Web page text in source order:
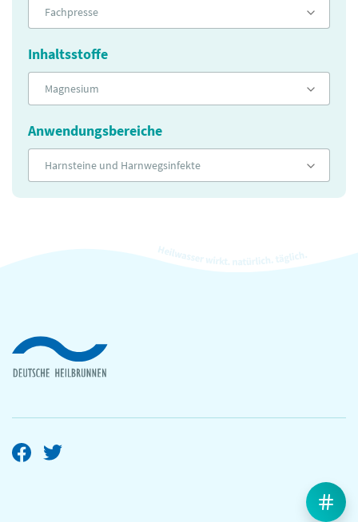
Fachpresse
Inhaltsstoffe
Magnesium
Anwendungsbereiche
Harnsteine und Harnwegsinfekte